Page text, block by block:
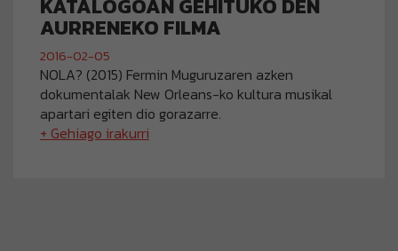
KATALOGOAN GEHITUKO DEN
AURRENEKO FILMA
2016-02-05
NOLA? (2015) Fermin Muguruzaren azken
dokumentalak New Orleans-ko kultura musikal
apartari egiten dio gorazarre.
+ Gehiago irakurri